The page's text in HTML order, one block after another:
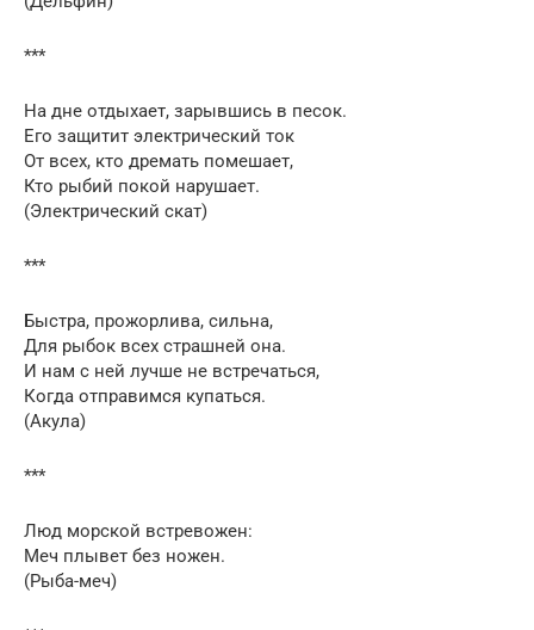
***
На дне отдыхает, зарывшись в песок.
Его защитит электрический ток
От всех, кто дремать помешает,
Кто рыбий покой нарушает.
(Электрический скат)
***
Быстра, прожорлива, сильна,
Для рыбок всех страшней она.
И нам с ней лучше не встречаться,
Когда отправимся купаться.
(Акула)
***
Люд морской встревожен:
Меч плывет без ножен.
(Рыба-меч)